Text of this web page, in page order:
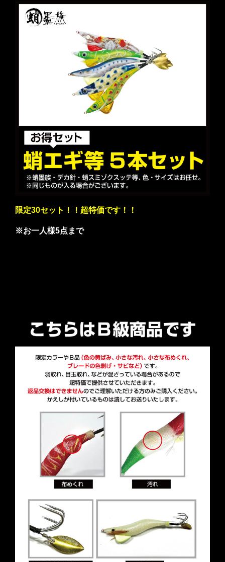
限定30セット！！超特価です！！
※お一人様5点まで